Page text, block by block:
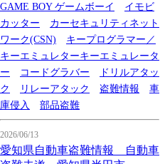
GAME BOY ゲームボーイ
イモビ
カッター
カーセキュリティネット
ワーク(CSN)
キープログラマー／
キーエミュレターキーエミュレータ
ー
コードグラバー
ドリルアタッ
ク
リレーアタック 盗難情報
車
庫侵入
部品盗難
2026/06/13
愛知県自動車盗難情報 自動車